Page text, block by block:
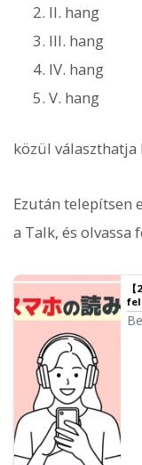
II. hang
III. hang
IV. hang
V. hang
közül
Ezután telepítsen
a Talk, és olvassa